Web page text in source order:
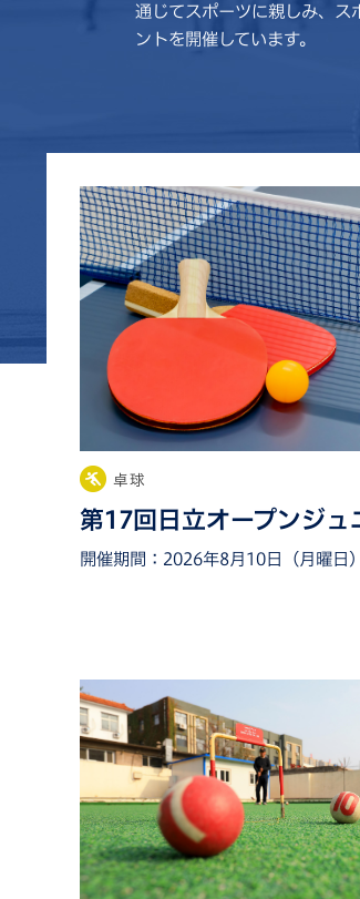
通じてスポーツに親しみ、ス
ントを開催しています。
卓球
第17回日立オープンジュ
開催期間： 2026年8月10日（月曜日）